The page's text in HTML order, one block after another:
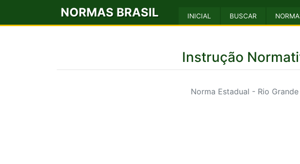
NORMAS BRASIL INICIAL BUSCAR
Instrução
Norma Estadual - Rio